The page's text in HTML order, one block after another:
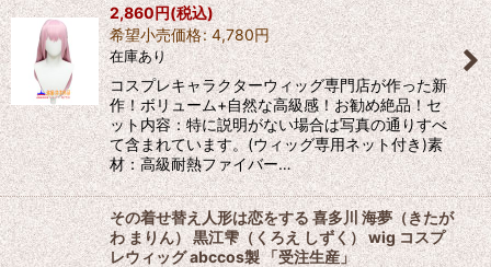
2,860円(税込)
希望小売価格: 4,780円
在庫あり
コスプレキャラクターウィッグ専門店が作った新
作！ボリューム+自然な高級感！お勧め絶品！セ
ット内容：特に説明がない場合は写真の通りすべ
て含まれています。(ウィッグ専用ネット付き)素
材：高級耐熱ファイバー…
その着せ替え人形は恋をする 喜多川 海夢（きたが
わ まりん） 黒江雫（くろえ しずく） wig コスプ
レウィッグ abccos製 「受注生産」